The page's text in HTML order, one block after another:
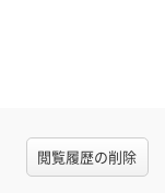
閲覧履歴の削除